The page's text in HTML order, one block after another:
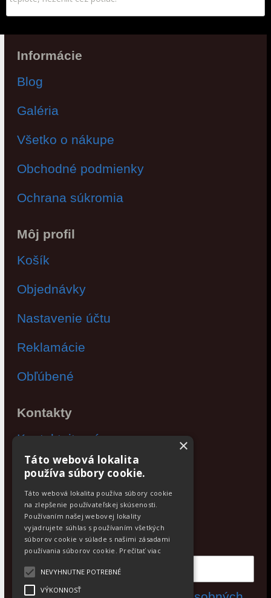
Informácie
Blog
Galéria
Všetko o nákupe
Obchodné podmienky
Ochrana súkromia
Môj profil
Košík
Objednávky
Nastavenie účtu
Reklamácie
Obľúbené
Kontakty
Kontaktujte nás
Po - Pia: 9:00 - 17:00
Newsletter
Odoberajte aktuálne novinky
×
Táto webová lokalita
používa súbory cookie.
Táto webová lokalita používa súbory cookie
na zlepšenie používateľskej skúsenosti.
Používaním našej webovej lokality
vyjadrujete súhlas s používaním všetkých
súborov cookie v súlade s našimi zásadami
používania súborov cookie. Prečítať viac
NEVYHNUTNE POTREBNÉ
VÝKONNOSŤ